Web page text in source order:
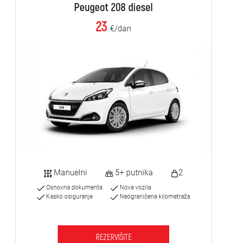
Peugeot 208 diesel
23 €/dan
Manuelni 5+ putnika 2
Osnovna dokumenta
Kasko osiguranje
Nova vozila
Neograničena kilometraža
REZERVIŠITE